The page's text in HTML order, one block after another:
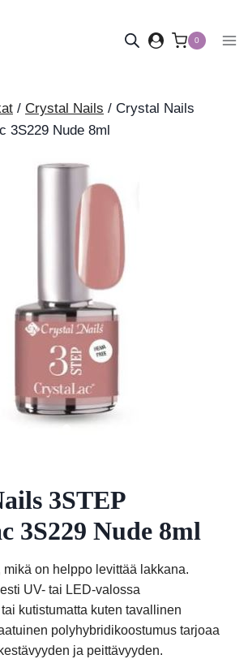
0
/ Crystal Nails / Crystal Nails
3S229 Nude 8ml
3STEP
3S229 Nude 8ml
mikä on helppo levittää lakkana.
UV- tai LED-valossa
kutistumatta kuten tavallinen
polyhybridikoostumus tarjoaa
ja peittävyyden.